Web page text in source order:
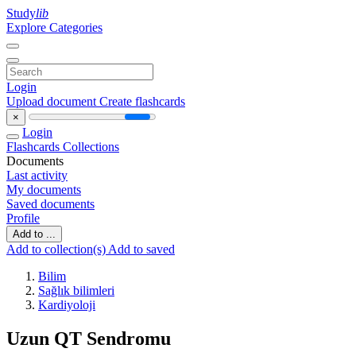
Studylib
Explore Categories
Login
Upload document Create flashcards
×
Login
Flashcards Collections
Documents
Last activity
My documents
Saved documents
Profile
Add to ...
Add to collection(s) Add to saved
Bilim
Sağlık bilimleri
Kardiyoloji
Uzun QT Sendromu